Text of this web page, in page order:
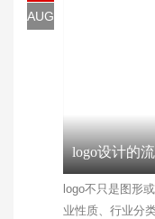
AUG
logo设计的
logo不只是图形
业性质、行业分